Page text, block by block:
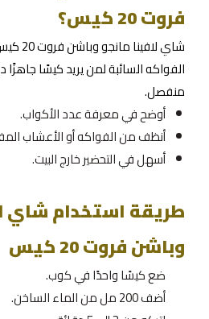
فروت 20 كيس؟
شاي
الفواكه السائبة لمن يريد كيسًا
منفصل.
أوضح في معرفة عدد الأكواب.
أنظف من الفواكه أو الأعشاب
أسهل في التحضير خارج البيت.
طريقة استخدام شاي
وباشن فروت 20 كيس
ضع كيسًا واحدًا في كوب.
أضف 200 مل من الماء الساخن.